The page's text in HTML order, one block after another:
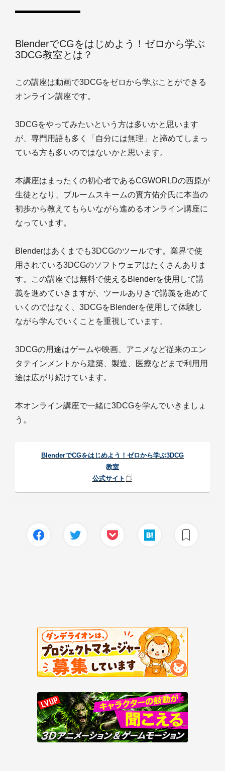
BlenderでCGをはじめよう！ゼロから学ぶ
3DCG教室とは？
この講座は動画で3DCGをゼロから学ぶことができる
オンライン講座です。
3DCGをやってみたいという方は多いかと思います
が、専門用語も多く「自分には無理」と諦めてしまっ
ている方も多いのではないかと思います。
本講座はまったくの初心者であるCGWORLDの西原が
生徒となり、ブルームスキームの實方佑介氏に本当の
初歩から教えてもらいながら進めるオンライン講座に
なっています。
Blenderはあくまでも3DCGのツールです。業界で使
用されている3DCGのソフトウェアはたくさんありま
す。この講座では無料で使えるBlenderを使用して講
義を進めていきますが、ツールありきで講義を進めて
いくのではなく、3DCGをBlenderを使用して体験し
ながら学んでいくことを重視しています。
3DCGの用途はゲームや映画、アニメなど従来のエン
タテインメントから建築、製造、医療などまで利用用
途は広がり続けています。
本オンライン講座で一緒に3DCGを学んでいきましょ
う。
BlenderでCGをはじめよう！ゼロから学ぶ3DCG
教室
公式サイト